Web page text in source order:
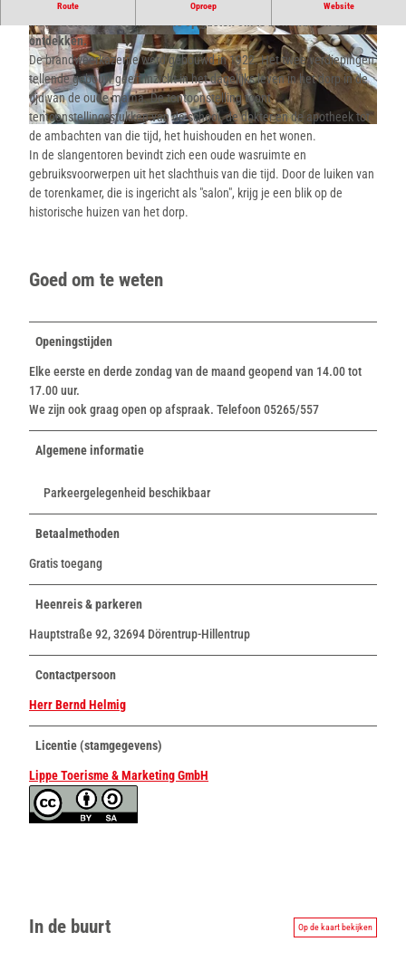
© Nils Domack | CC-BY-SA
© Nils Domack | CC-BY-SA © Nils Domack | CC-BY-SA
Route Oproep Website
ontdekken.
De brandweerkazerne werd gebouwd in 1922. Het twee verdiepingen
tellende gebouw geeft inzicht in het dagelijks leven in het dorp in de
tijd van de oude mama. De tentoonstelling toont
tentoonstellingsstukken van de school, de dokter en de apotheek tot
de ambachten van die tijd, het huishouden en het wonen.
In de slangentoren bevindt zich een oude wasruimte en
gebruiksvoorwerpen uit het slachthuis van die tijd. Door de luiken van
de torenkamer, die is ingericht als "salon", krijg je een blik op de
historische huizen van het dorp.
Goed om te weten
Openingstijden
Elke eerste en derde zondag van de maand geopend van 14.00 tot
17.00 uur.
We zijn ook graag open op afspraak. Telefoon 05265/557
Algemene informatie
Parkeergelegenheid beschikbaar
Betaalmethoden
Gratis toegang
Heenreis & parkeren
Hauptstraße 92, 32694 Dörentrup-Hillentrup
Contactpersoon
Herr Bernd Helmig
Licentie (stamgegevens)
Lippe Toerisme & Marketing GmbH
In de buurt Op de kaart bekijken